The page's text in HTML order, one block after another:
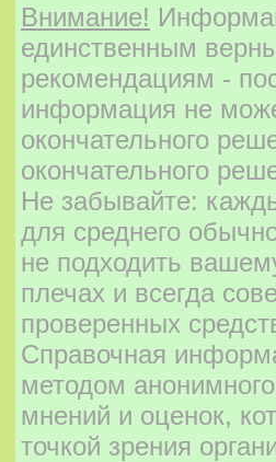
Внимание!
единственным
рекомендациям -
информация не
окончательного
окончательного
Не забывайте:
для среднего
не подходить
плечах и всегда
проверенных
Справочная
методом
мнений и оценок,
точкой зрения